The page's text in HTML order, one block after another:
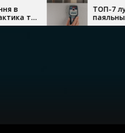
ТОП-7 лучших
паяльных станций с
сложного монтажа